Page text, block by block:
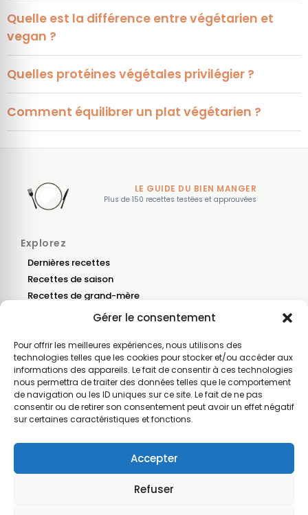
Gérer le consentement
Pour offrir les meilleures expériences, nous utilisons des
technologies telles que les cookies pour stocker et/ou accéder aux
informations des appareils. Le fait de consentir à ces technologies
nous permettra de traiter des données telles que le comportement
de navigation ou les ID uniques sur ce site. Le fait de ne pas
consentir ou de retirer son consentement peut avoir un effet négatif
sur certaines caractéristiques et fonctions.
Accepter
Refuser
Quelle est la différence entre végétarien et
vegan ?
Le végétarien consomme œufs et produits laitiers,
tandis que le vegan exclut tous les produits d’origine
Quelles protéines végétales privilégier ?
Les meilleures sources sont les légumineuses (lentilles,
pois chiches, haricots), le tofu, le tempeh et le quinoa.
Comment équilibrer un plat végétarien ?
Associez légumineuses + céréales + légumes + bons
LE GUIDE DU BIEN MANGER
Plus de 150 recettes testées et approuvées
Explorez
Dernières recettes
Recettes de saison
Recettes de grand-mère
Nous contacter
Recevez nos dernières recettes
Une fois par mois, les nouvelles recettes, un menu
de saison et une astuce ou une info cuisine.
Votre e-mail
J’accepte de recevoir la newsletter par e-mail.